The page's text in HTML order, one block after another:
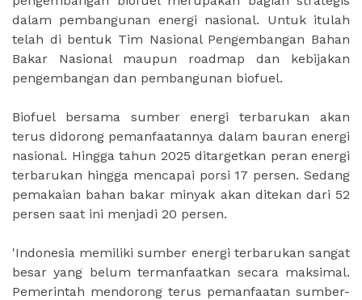
dalam pembangunan energi nasional. Untuk itulah
telah di bentuk Tim Nasional Pengembangan Bahan
Bakar Nasional maupun roadmap dan kebijakan
pengembangan dan pembangunan biofuel.
Biofuel bersama sumber energi terbarukan akan
terus didorong pemanfaatannya dalam bauran energi
nasional. Hingga tahun 2025 ditargetkan peran energi
terbarukan hingga mencapai porsi 17 persen. Sedang
pemakaian bahan bakar minyak akan ditekan dari 52
persen saat ini menjadi 20 persen.
'Indonesia memiliki sumber energi terbarukan sangat
besar yang belum termanfaatkan secara maksimal.
Pemerintah mendorong terus pemanfaatan sumber-